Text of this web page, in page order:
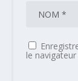
le